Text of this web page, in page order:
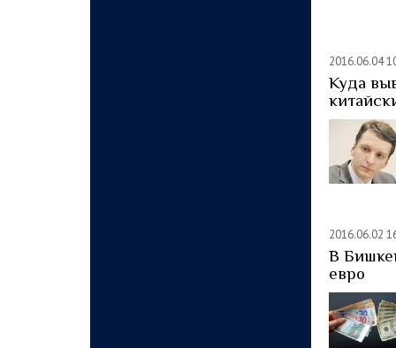
2016.06.04
Куда
2016.06.02
В
евро